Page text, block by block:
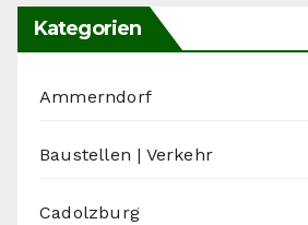
Kategorien
Ammerndorf
Baustellen | Verkehr
Cadolzburg